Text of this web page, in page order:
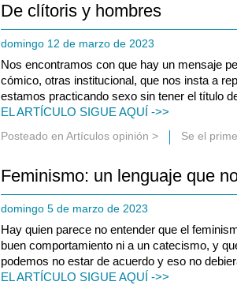
De clítoris y hombres
domingo 12 de marzo de 2023
Nos encontramos con que hay un mensaje
cómico, otras institucional, que nos insta a
estamos practicando sexo sin tener el título
EL ARTÍCULO SIGUE AQUÍ ->>
Posteado en Artículos opinión > Se el
Feminismo: un lenguaje que
domingo 5 de marzo de 2023
Hay quien parece no entender que el
buen comportamiento ni a un catecismo, y
podemos no estar de acuerdo y eso no
EL ARTÍCULO SIGUE AQUÍ ->>